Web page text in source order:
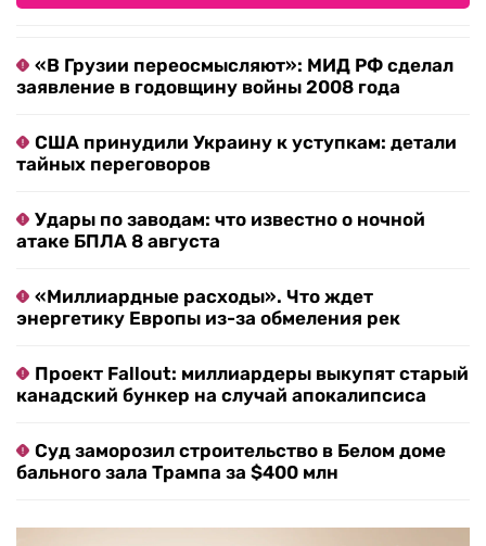
«В Грузии переосмысляют»: МИД РФ сделал
заявление в годовщину войны 2008 года
США принудили Украину к уступкам: детали
тайных переговоров
Удары по заводам: что известно о ночной
атаке БПЛА 8 августа
«Миллиардные расходы». Что ждет
энергетику Европы из-за обмеления рек
Проект Fallout: миллиардеры выкупят старый
канадский бункер на случай апокалипсиса
Суд заморозил строительство в Белом доме
бального зала Трампа за $400 млн